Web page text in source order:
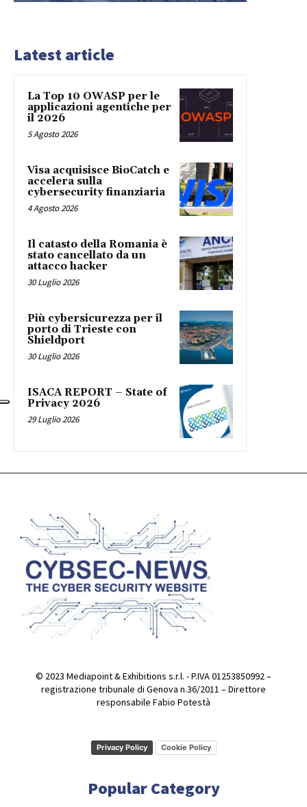
Latest article
La Top 10 OWASP per le
applicazioni agentiche per
il 2026
5 Agosto 2026
Visa acquisisce BioCatch e
accelera sulla
cybersecurity finanziaria
4 Agosto 2026
Il catasto della Romania è
stato cancellato da un
attacco hacker
30 Luglio 2026
Più cybersicurezza per il
porto di Trieste con
Shieldport
30 Luglio 2026
ISACA REPORT – State of
Privacy 2026
29 Luglio 2026
© 2023 Mediapoint & Exhibitions s.r.l. - P.IVA 01253850992 –
registrazione tribunale di Genova n.36/2011 – Direttore
responsabile Fabio Potestà
Privacy Policy Cookie Policy
Popular Category